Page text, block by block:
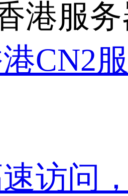
港服
CN2
访问